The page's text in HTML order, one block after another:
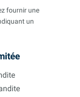
fournir une
un